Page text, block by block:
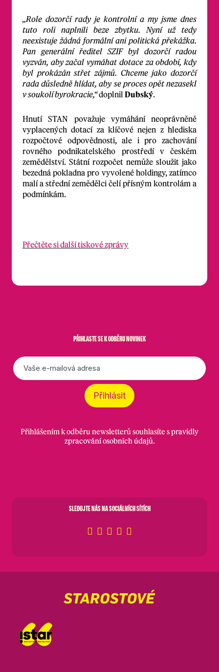
„Role dozorčí rady je kontrolní a my jsme dnes
tuto roli naplnili beze zbytku. Nyní už tedy
neexistuje žádná formální ani politická překážka.
Pan generální ředitel SZIF byl dozorčí radou
vyzván, aby začal vymáhat dotace za období, kdy
byl prokázán střet zájmů. Chceme jako dozorčí
rada důsledně hlídat, aby se proces opět nezasekl
v soukolí byrokracie,“doplnil Dubský.
Hnutí STAN považuje vymáhání neoprávněně
vyplacených dotací za klíčové nejen z hlediska
rozpočtové odpovědnosti, ale i pro zachování
rovného podnikatelského prostředí v českém
zemědělství. Státní rozpočet nemůže sloužit jako
bezedná pokladna pro vyvolené holdingy, zatímco
malí a střední zemědělci čelí přísným kontrolám a
podmínkám.
Přečtěte si další tiskové zprávy
PŘIHLASTE SE K ODBĚRU NOVINEK
E-
mail
Přihlásit
Přihlášením k odběru newsletterů souhlasíte spravidly
zpracování osobních údajů.
SLEDUJTE NÁS NA SOCIÁLNÍCH SÍTÍCH